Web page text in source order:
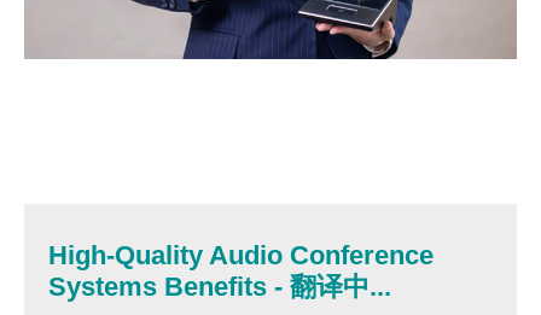
High-Quality Audio Conference
Systems Benefits - 翻译中...